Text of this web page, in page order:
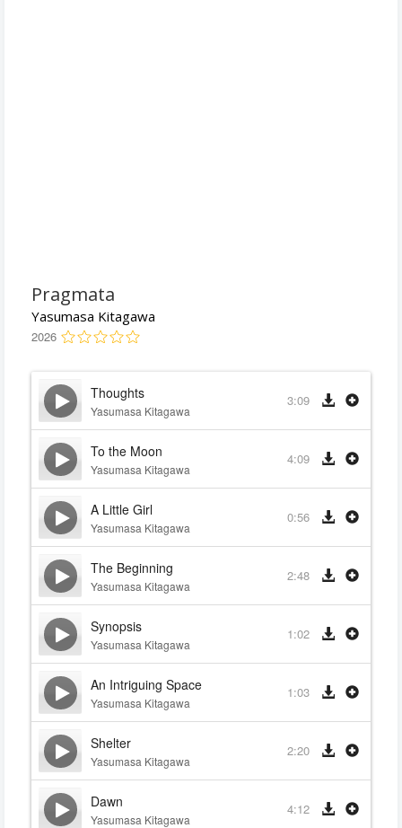
Pragmata
Yasumasa Kitagawa
2026
Thoughts
Yasumasa Kitagawa
3:09
To the Moon
Yasumasa Kitagawa
4:09
A Little Girl
Yasumasa Kitagawa
0:56
The Beginning
Yasumasa Kitagawa
2:48
Synopsis
Yasumasa Kitagawa
1:02
An Intriguing Space
Yasumasa Kitagawa
1:03
Shelter
Yasumasa Kitagawa
2:20
Dawn
Yasumasa Kitagawa
4:12